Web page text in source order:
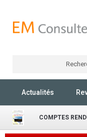
Actualités
COMPTES